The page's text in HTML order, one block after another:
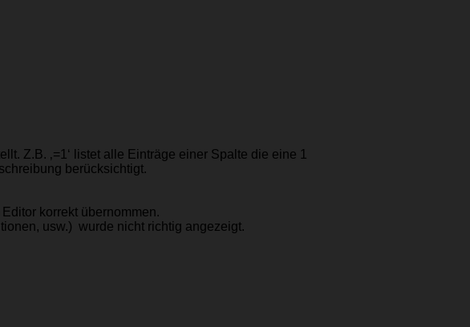
Z.B. ‚=1‘ listet alle Einträge einer Spalte die eine 1
berücksichtigt.
korrekt übernommen.
usw.) wurde nicht richtig angezeigt.